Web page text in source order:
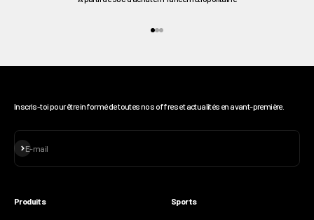
Inscris-toi pour être informé de toutes nos offres et actualités en avant-première.
E-mail
S'inscrire
Produits Sports